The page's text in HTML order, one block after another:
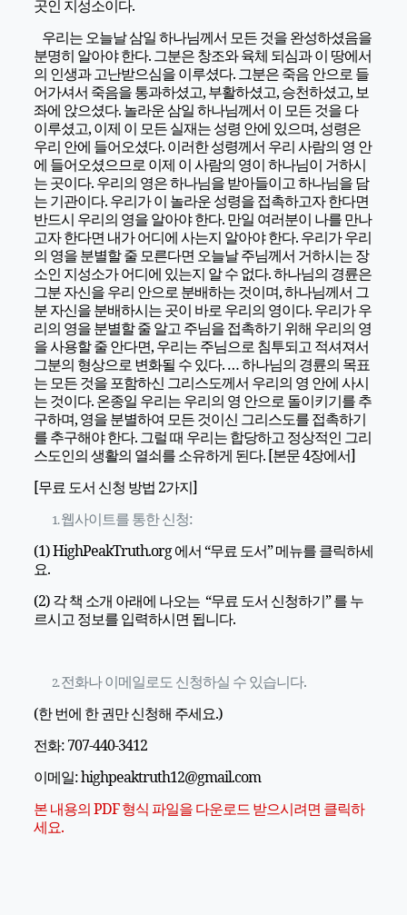
곳인 지성소이다.
우리는 오늘날 삼일 하나님께서 모든 것을 완성하셨음을
분명히 알아야 한다. 그분은 창조와 육체 되심과 이 땅에서
의 인생과 고난받으심을 이루셨다. 그분은 죽음 안으로 들
어가셔서 죽음을 통과하셨고, 부활하셨고, 승천하셨고, 보
좌에 앉으셨다. 놀라운 삼일 하나님께서 이 모든 것을 다
이루셨고, 이제 이 모든 실재는 성령 안에 있으며, 성령은
우리 안에 들어오셨다. 이러한 성령께서 우리 사람의 영 안
에 들어오셨으므로 이제 이 사람의 영이 하나님이 거하시
는 곳이다. 우리의 영은 하나님을 받아들이고 하나님을 담
는 기관이다. 우리가 이 놀라운 성령을 접촉하고자 한다면
반드시 우리의 영을 알아야 한다. 만일 여러분이 나를 만나
고자 한다면 내가 어디에 사는지 알아야 한다. 우리가 우리
의 영을 분별할 줄 모른다면 오늘날 주님께서 거하시는 장
소인 지성소가 어디에 있는지 알 수 없다. 하나님의 경륜은
그분 자신을 우리 안으로 분배하는 것이며, 하나님께서 그
분 자신을 분배하시는 곳이 바로 우리의 영이다. 우리가 우
리의 영을 분별할 줄 알고 주님을 접촉하기 위해 우리의 영
을 사용할 줄 안다면, 우리는 주님으로 침투되고 적셔져서
그분의 형상으로 변화될 수 있다. … 하나님의 경륜의 목표
는 모든 것을 포함하신 그리스도께서 우리의 영 안에 사시
는 것이다. 온종일 우리는 우리의 영 안으로 돌이키기를 추
구하며, 영을 분별하여 모든 것이신 그리스도를 접촉하기
를 추구해야 한다. 그럴 때 우리는 합당하고 정상적인 그리
스도인의 생활의 열쇠를 소유하게 된다. [본문 4장에서]
[무료 도서 신청 방법 2가지]
웹사이트를 통한 신청:
(1) HighPeakTruth.org 에서 “무료 도서” 메뉴를 클릭하세
요.
(2) 각 책 소개 아래에 나오는 “무료 도서 신청하기” 를 누
르시고 정보를 입력하시면 됩니다.
전화나 이메일로도 신청하실 수 있습니다.
(한 번에 한 권만 신청해 주세요.)
전화: 707-440-3412
이메일: highpeaktruth12@gmail.com
본 내용의 PDF 형식 파일을 다운로드 받으시려면 클릭하
세요.